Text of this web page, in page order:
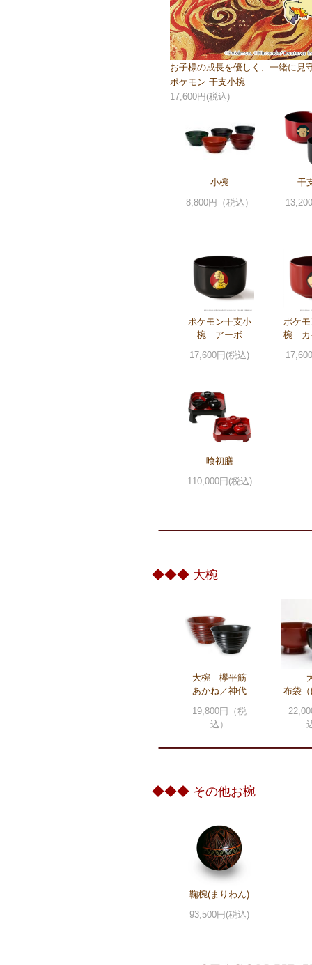
お子様の成長を優しく、一緒に見
ポケモン 干支小椀
17,600円(税込)
小椀
8,800円（税込）
干
ポケモン干支小
椀 アーボ
17,600円(税込)
ポケ
椀 カ
喰初膳
110,000円(税込)
◆◆◆ 大椀
大椀 欅平筋
あかね／神代
19,800円（税
込）
布袋
◆◆◆ その他お椀
鞠椀(まりわん)
93,500円(税込)